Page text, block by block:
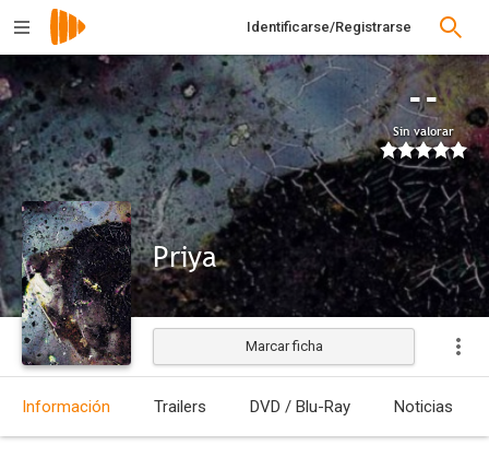
Identificarse/Registrarse
--
Sin valorar
Priya
Estrenada
Marcar ficha
Información Trailers DVD / Blu-Ray Noticias